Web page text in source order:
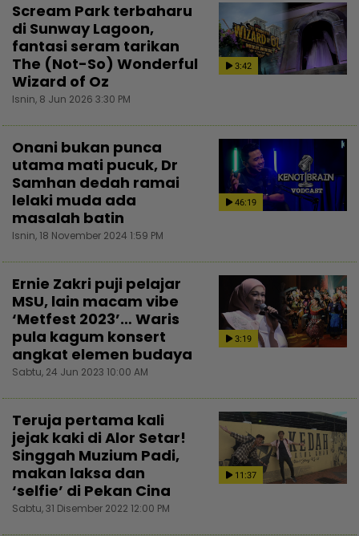
3:42
Scream Park terbaharu
di Sunway Lagoon,
fantasi seram tarikan
The (Not-So) Wonderful
Wizard of Oz
Isnin, 8 Jun 2026 3:30 PM
46:19
Onani bukan punca
utama mati pucuk, Dr
Samhan dedah ramai
lelaki muda ada
masalah batin
Isnin, 18 November 2024 1:59 PM
3:19
Ernie Zakri puji pelajar
MSU, lain macam vibe
‘Metfest 2023’… Waris
pula kagum konsert
angkat elemen budaya
Sabtu, 24 Jun 2023 10:00 AM
11:37
Teruja pertama kali
jejak kaki di Alor Setar!
Singgah Muzium Padi,
makan laksa dan
‘selfie’ di Pekan Cina
Sabtu, 31 Disember 2022 12:00 PM